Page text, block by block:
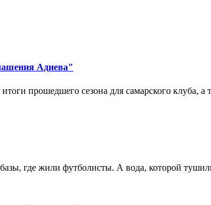
Адиева"
прошедшего сезона для самарского клуба, а
где жили футболисты. А вода, которой